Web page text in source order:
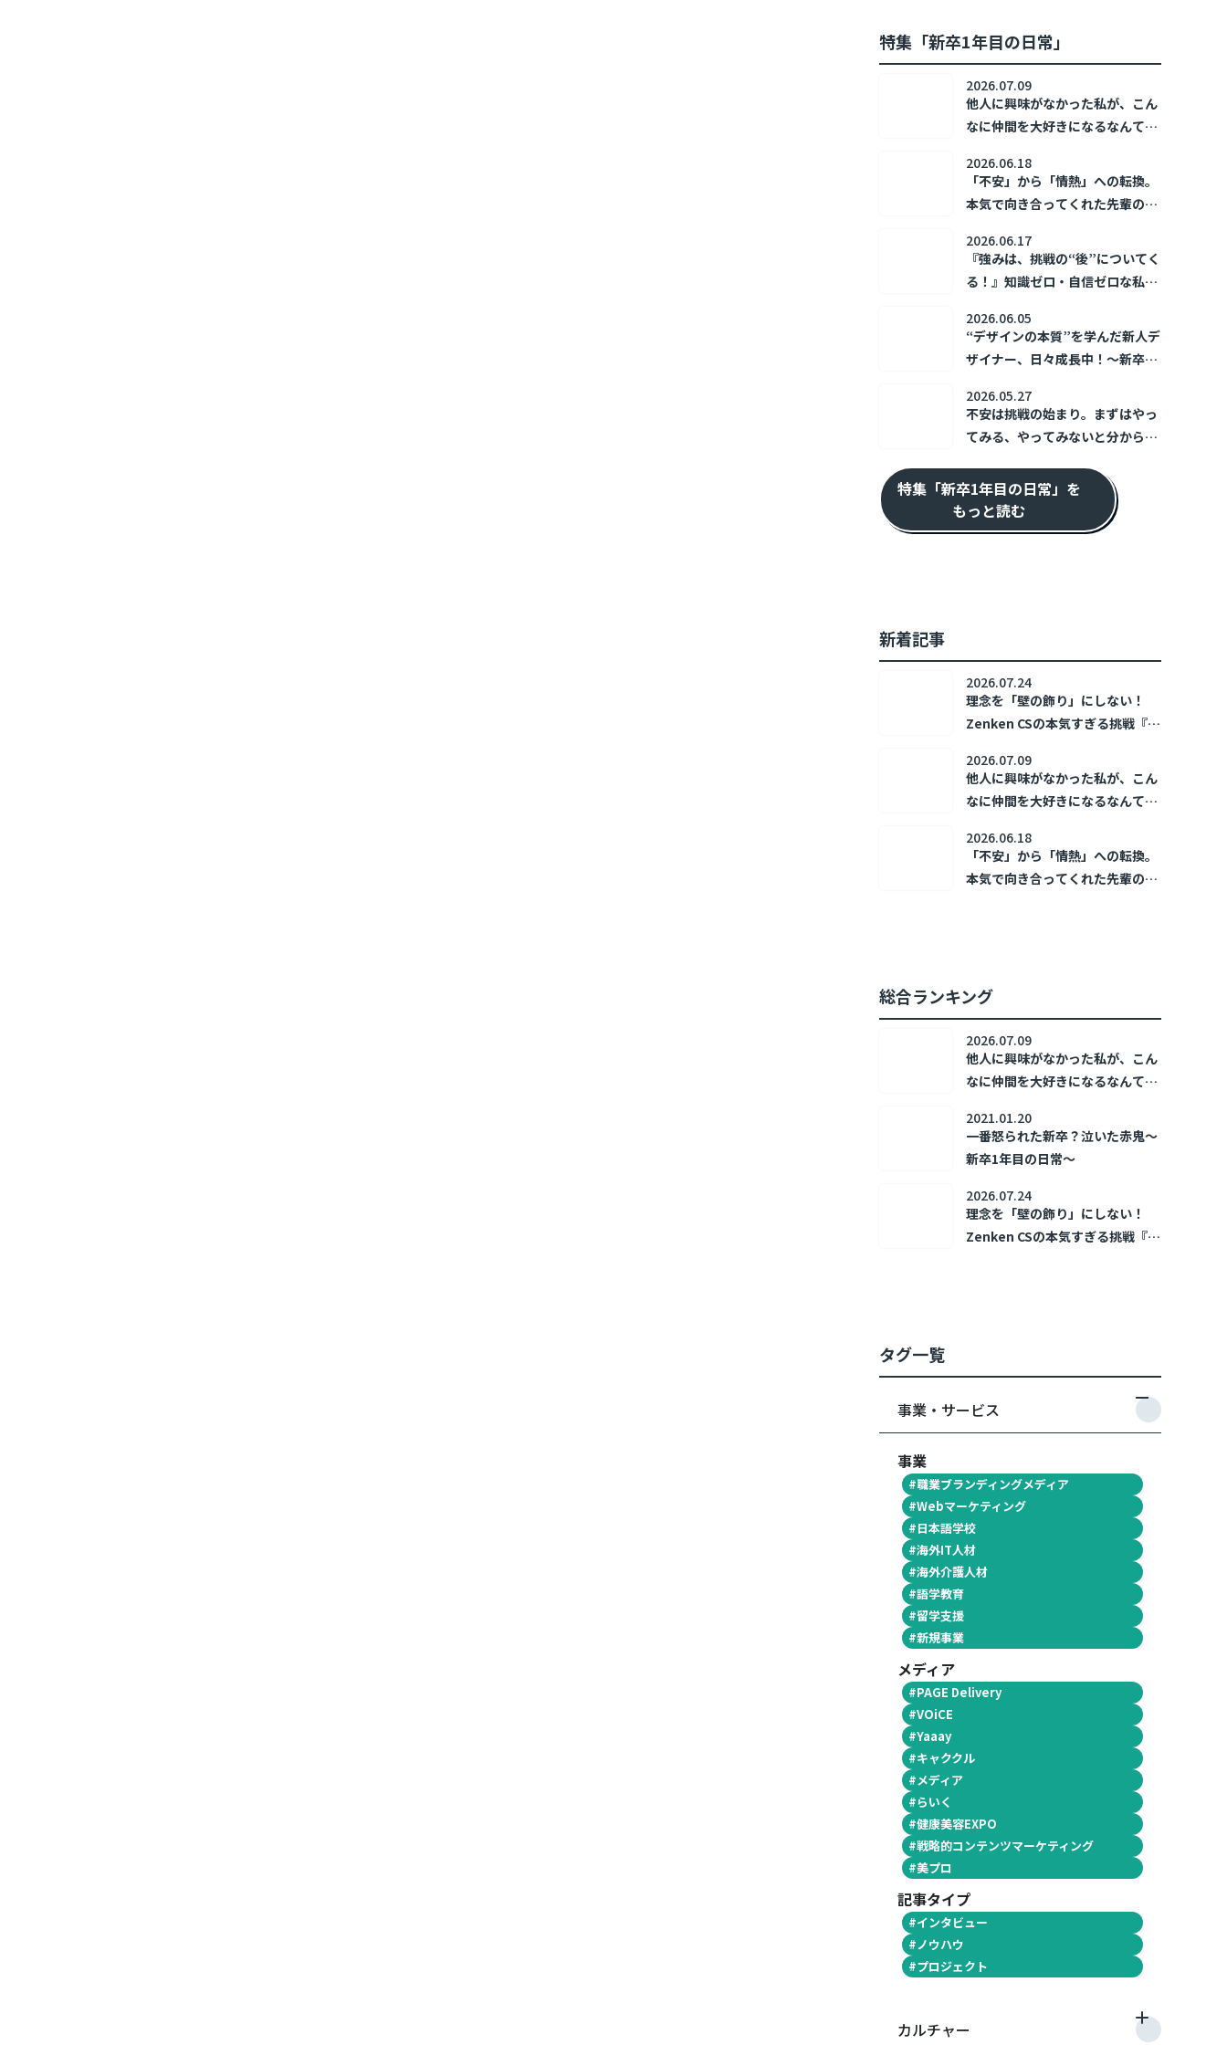
特集「新卒1年目の日常」
他人に興味がなかった私が、こん
なに仲間を大好きになるなんて！
2026.07.09
「不安」から「情熱」への転換。
本気で向き合ってくれた先輩の存
加速させた。 ～新卒1年目の日常
～
2026.06.18
『強みは、挑戦の“後”についてく
る！』知識ゼロ・自信ゼロな私の
常～
2026.06.17
“デザインの本質”を学んだ新人デ
ザイナー、日々成長中！～新卒1
2026.06.05
不安は挑戦の始まり。まずはやっ
てみる、やってみないと分からな
2026.05.27
特集「新卒1年目の日常」を
もっと読む
新着記事
理念を「壁の飾り」にしない！
Zenken CSの本気すぎる挑戦『ホ
2026.07.24
他人に興味がなかった私が、こん
なに仲間を大好きになるなんて！
2026.07.09
「不安」から「情熱」への転換。
本気で向き合ってくれた先輩の存
2026.06.18
総合ランキング
他人に興味がなかった私が、こん
なに仲間を大好きになるなんて！
2026.07.09
一番怒られた新卒？泣いた赤鬼～
新卒1年目の日常～
2021.01.20
理念を「壁の飾り」にしない！
Zenken CSの本気すぎる挑戦『ホ
2026.07.24
タグ一覧
事業・サービス
事業
#職業ブランディングメディア
#Webマーケティング
#日本語学校
#海外IT人材
#海外介護人材
#語学教育
#留学支援
#新規事業
メディア
#PAGE Delivery
#VOiCE
#Yaaay
#キャククル
#メディア
#らいく
#健康美容EXPO
#戦略的コンテンツマーケティング
#美プロ
記事タイプ
#インタビュー
#ノウハウ
#プロジェクト
カルチャー